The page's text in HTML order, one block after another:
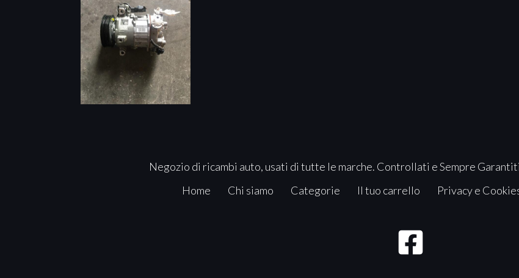
Negozio di ricambi auto, usati di tutte le marche. Controllati e Sempre
Home
Chi siamo Categorie Il tuo carrello Privacy e